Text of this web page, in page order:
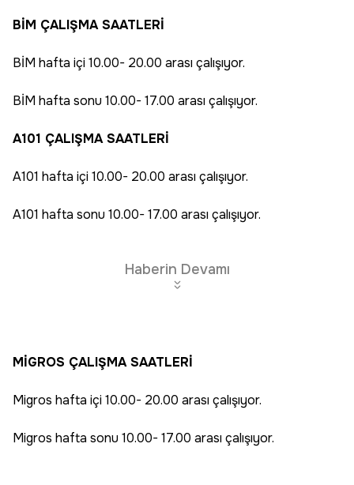
BİM ÇALIŞMA SAATLERİ
BİM hafta içi 10.00- 20.00 arası çalışıyor.
BİM hafta sonu 10.00- 17.00 arası çalışıyor.
A101 ÇALIŞMA SAATLERİ
A101 hafta içi 10.00- 20.00 arası çalışıyor.
A101 hafta sonu 10.00- 17.00 arası çalışıyor.
Haberin Devamı
MİGROS ÇALIŞMA SAATLERİ
Migros hafta içi 10.00- 20.00 arası çalışıyor.
Migros hafta sonu 10.00- 17.00 arası çalışıyor.